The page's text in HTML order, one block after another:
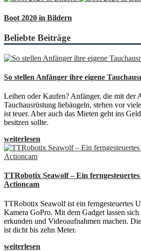
Boot 2020 in Bildern
Beliebte Beiträge
So stellen Anfänger ihre eigene
Leihen oder Kaufen? Anfänger, die mit der
Tauchausrüstung liebäugeln, stehen vor
ist teuer. Aber auch das Mieten geht ins
besitzen sollte.
weiterlesen
TTRobotix Seawolf – Ein
Actioncam
TTRobotix Seawolf ist ein ferngesteuertes
Kamera GoPro. Mit dem Gadget lassen
erkunden und Videoaufnahmen machen.
ist dicht bis zehn Meter.
weiterlesen